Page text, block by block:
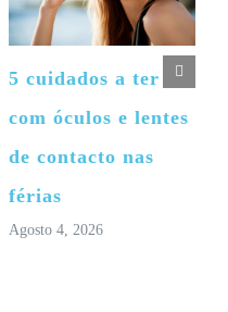
5 cuidados a ter
com óculos e lentes
de contacto nas
férias
Agosto 4, 2026